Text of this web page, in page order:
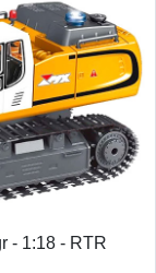
- 1:18 - RTR